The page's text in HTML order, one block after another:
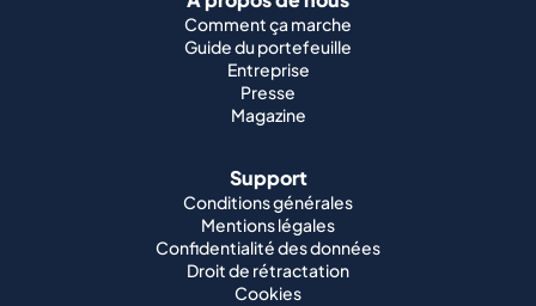
Comment ça marche
Guide du portefeuille
Entreprise
Presse
Magazine
Support
Conditions générales
Mentions légales
Confidentialité des données
Droit de rétractation
Cookies